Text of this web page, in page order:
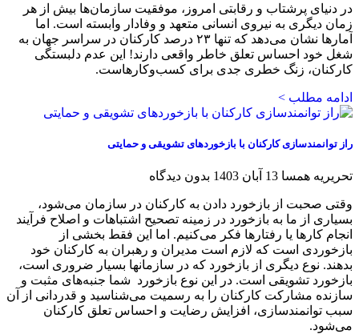
در دنیای پرشتاب و رقابتی امروز، موفقیت سازمان‌ها بیش از هر
زمان دیگری به نیروی انسانی متعهد و وفادار وابسته است. اما
آمارها نشان می‌دهد که تنها ۲۳ درصد کارکنان در سراسر جهان به
شغل خود احساس تعلق خاطر واقعی دارند! این عدم دلبستگی
کارکنان، زنگ خطری جدی برای کسب‌وکارهاست.
ادامه مطلب >
راز توانمندسازی کارکنان با بازخوردهای تشویقی و حمایتی
تحریریه همسا 13 آبان 1403 بدون دیدگاه
وقتی صحبت از بازخورد دادن به کارکنان در سازمان می‌شود،
بسیاری از ما به بازخورد در زمینه تصحیح اشتباهات و اصلاح فرآیند
انجام کارها یا رفتارها فکر می‌کنیم. اما این فقط بخشی از
بازخوردی است که لازم است مدیران و رهبران به کارکنان خود
بدهند. نوع دیگری از بازخورد که در سازمانها بسیار ضروری است،
‌بازخورد تشویقی است. در این نوع بازخورد شما جنبه‌های مثبت و
سازنده مشارکت کارکنان را به رسمیت می‌شناسید و قدردانی از آن
سبب توانمند‌سازی، افزایش رضایت و احساس تعلق کارکنان
می‌شود.